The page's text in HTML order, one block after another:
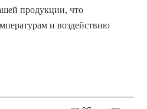
продукции, что
и воздействию